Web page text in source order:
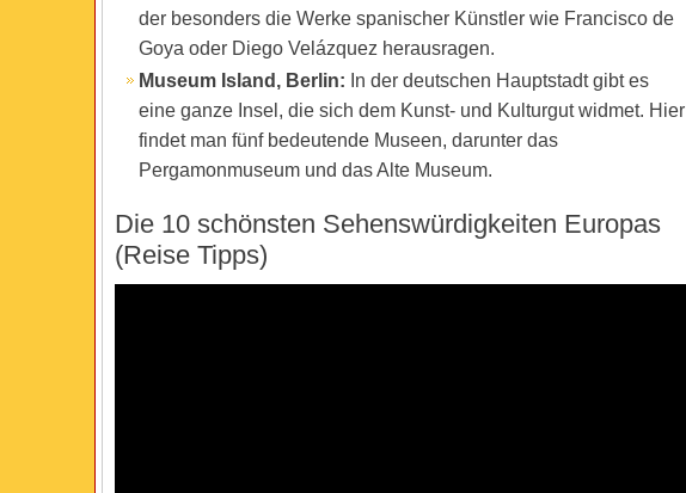
der besonders die Werke spanischer Künstler wie Francisco de
Goya oder Diego Velázquez herausragen.
Museum Island, Berlin: In der deutschen Hauptstadt gibt es
eine ganze Insel, die sich dem Kunst- und Kulturgut widmet. Hier
findet man fünf bedeutende Museen, darunter das
Pergamonmuseum und das Alte Museum.
Die 10 schönsten Sehenswürdigkeiten Europas
(Reise Tipps)